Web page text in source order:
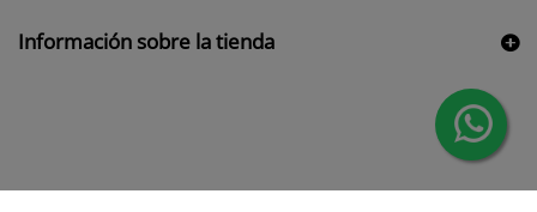
Información sobre la tienda